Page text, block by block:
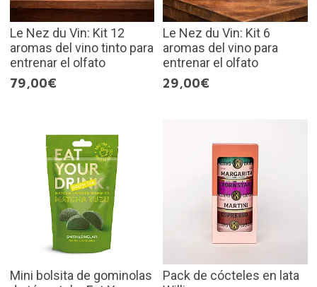
Le Nez du Vin: Kit 12
aromas del vino tinto para
entrenar el olfato
79,00€
Le Nez du Vin: Kit 6
aromas del vino para
entrenar el olfato
29,00€
Mini bolsita de gominolas
Pack de cócteles en lata